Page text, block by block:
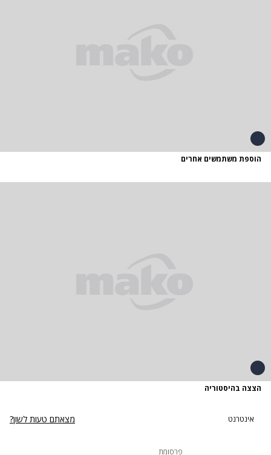
הוספת משתמשים אחרים
הצצה בהיסטוריה
אינטרנט מצאתם טעות לשון?
פרסומת